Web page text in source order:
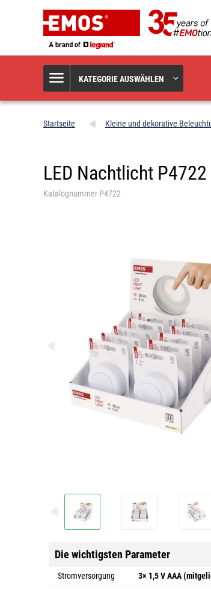
KATEGORIE AUSWÄHLEN
Startseite Kleine und dekorative
LED Nachtlicht
Katalognummer P4722
Die wichtigsten Parameter
Stromversorgung
3× 1,5 V AAA